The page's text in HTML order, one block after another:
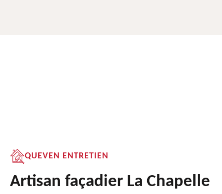
QUEVEN ENTRETIEN
Artisan façadier La Chapelle